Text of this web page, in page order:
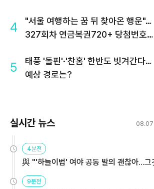
4
"서울 여행하는 꿈 뒤 찾아온 행운"…
327회차 연금복권720+ 당첨번호조
5
태풍 '돌핀'·'찬홈' 한반도 빗겨간다…
예상 경로는?
실시간 뉴스 08.07
4분전
與 "'하늘이법' 여야 공동 발의 괜찮아…그
9분전